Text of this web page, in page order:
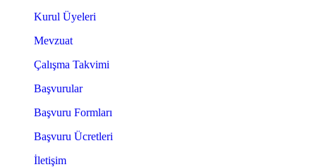
Kurul Üyeleri
Mevzuat
Çalışma Takvimi
Başvurular
Başvuru Formları
Başvuru Ücretleri
İletişim